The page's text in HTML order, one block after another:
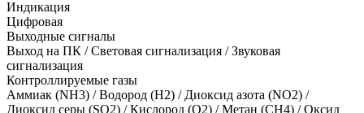
Индикация
Цифровая
Выходные сигналы
Выход на ПК / Световая сигнализация / Звуковая
сигнализация
Контроллируемые газы
Аммиак (NH3) /Водород (H2) / Диоксид азота (NO2) /
Диоксид серы (SO2) /Кислород (O2) /Метан (CH4) /Оксид